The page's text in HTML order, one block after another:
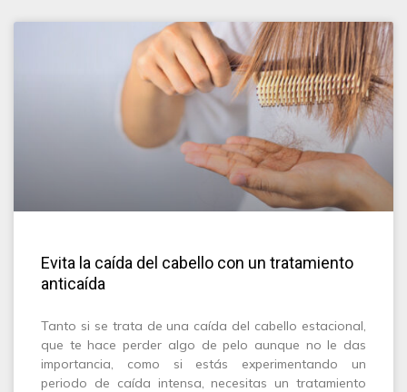
Evita la caída del cabello con un tratamiento
anticaída
Tanto si se trata de una caída del cabello estacional,
que te hace perder algo de pelo aunque no le das
importancia, como si estás experimentando un
periodo de caída intensa, necesitas un tratamiento